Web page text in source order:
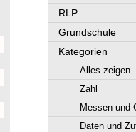
RLP
Grundschule
Kategorien
Alles zeigen
Zahl
Messen und
Daten und